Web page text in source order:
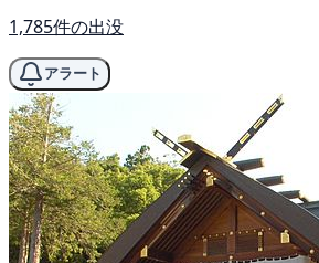
1,785件の出没
アラート